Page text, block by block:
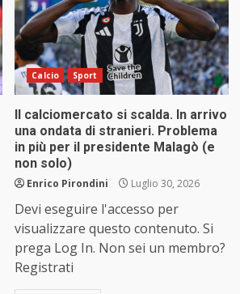
Calcio Sport
Il calciomercato si scalda. In arrivo
una ondata di stranieri. Problema
in più per il presidente Malagò (e
non solo)
Enrico Pirondini Luglio 30, 2026
Devi eseguire l'accesso per
visualizzare questo contenuto. Si
prega Log In. Non sei un membro?
Registrati